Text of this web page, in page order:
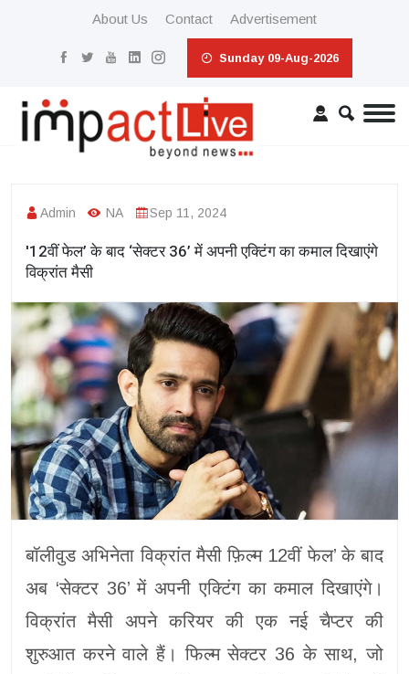
About Us Contact Advertisement
Sunday 09-Aug-2026
Admin NA Sep 11, 2024
'12वीं फेल’ के बाद ‘सेक्टर 36’ में अपनी एक्टिंग का कमाल दिखाएंगे
विक्रांत मैसी
बॉलीवुड अभिनेता विक्रांत मैसी फ़िल्म 12वीं फेल’ के बाद
अब ‘सेक्टर 36’ में अपनी एक्टिंग का कमाल दिखाएंगे।
विक्रांत मैसी अपने करियर की एक नई चैप्टर की
शुरुआत करने वाले हैं। फिल्म सेक्टर 36 के साथ, जो